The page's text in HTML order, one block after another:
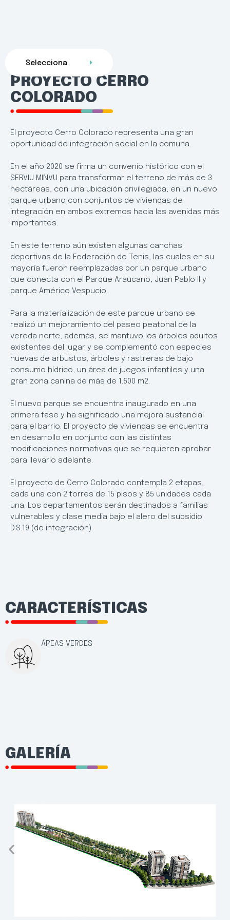
Selecciona
PROYECTO CERRO
COLORADO
El proyecto Cerro Colorado representa una gran
oportunidad de integración social en la comuna.
En el año 2020 se firma un convenio histórico con el
SERVIU MINVU para transformar el terreno de más de 3
hectáreas, con una ubicación privilegiada, en un nuevo
parque urbano con conjuntos de viviendas de
integración en ambos extremos hacia las avenidas más
importantes.
En este terreno aún existen algunas canchas
deportivas de la Federación de Tenis, las cuales en su
mayoría fueron reemplazadas por un parque urbano
que conecta con el Parque Araucano, Juan Pablo II y
parque Américo Vespucio.
Para la materialización de este parque urbano se
realizó un mejoramiento del paseo peatonal de la
vereda norte, además, se mantuvo los árboles adultos
existentes del lugar y se complementó con especies
nuevas de arbustos, árboles y rastreras de bajo
consumo hídrico, un área de juegos infantiles y una
gran zona canina de más de 1.600 m2.
El nuevo parque se encuentra inaugurado en una
primera fase y ha significado una mejora sustancial
para el barrio. El proyecto de viviendas se encuentra
en desarrollo en conjunto con las distintas
modificaciones normativas que se requieren aprobar
para llevarlo adelante.
El proyecto de Cerro Colorado contempla 2 etapas,
cada una con 2 torres de 15 pisos y 85 unidades cada
una. Los departamentos serán destinados a familias
vulnerables y clase media bajo el alero del subsidio
D.S.19 (de integración).
CARACTERÍSTICAS
ÁREAS VERDES
GALERÍA